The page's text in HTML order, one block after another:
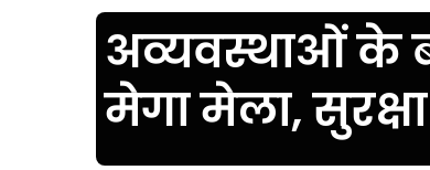
अव्यवस्थाओं के
मेगा मेला,